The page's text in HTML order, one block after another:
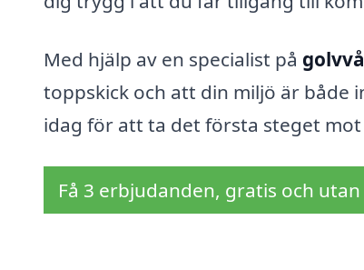
Med hjälp av en specialist på
toppskick och att din miljö är både
idag för att ta det första steget
Få 3 erbjudanden, gratis och